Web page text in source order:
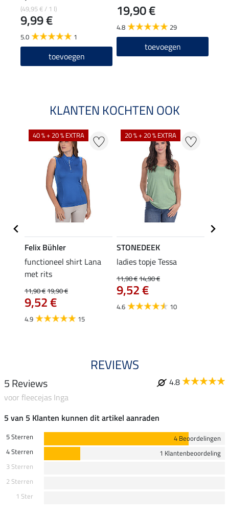
(49,95 € / 1 l)
9,99 €
5.0 1
toevoegen
19,90 €
4.8 29
toevoegen
KLANTEN KOCHTEN OOK
40 % + 20 % EXTRA
Felix Bühler
functioneel shirt Lana
met rits
11,90 €19,90 €
9,52 €
4.9 15
20 % + 20 % EXTRA
STONEDEEK
ladies topje Tessa
11,90 €14,90 €
9,52 €
4.6 10
REVIEWS
5 Reviews
4.8
voor fleecejas Inga
5 van 5 Klanten kunnen dit artikel aanraden
5 Sterren
4 Beoordelingen
4 Sterren
1 Klantenbeoordeling
3 Sterren
2 Sterren
1 Ster